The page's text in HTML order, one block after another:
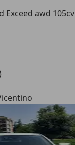
Exceed awd 105cv